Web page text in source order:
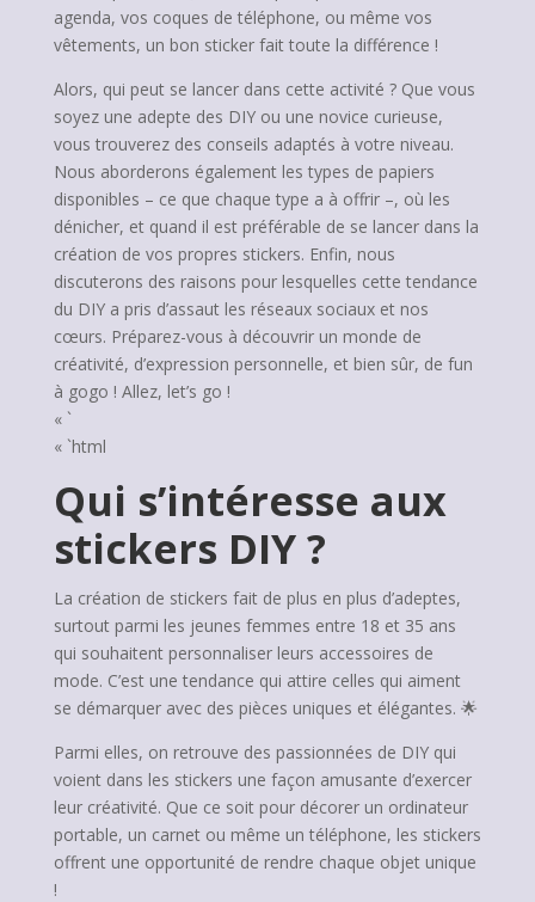
agenda, vos coques de téléphone, ou même vos
vêtements, un bon sticker fait toute la différence !
Alors, qui peut se lancer dans cette activité ? Que vous
soyez une adepte des DIY ou une novice curieuse,
vous trouverez des conseils adaptés à votre niveau.
Nous aborderons également les types de papiers
disponibles – ce que chaque type a à offrir –, où les
dénicher, et quand il est préférable de se lancer dans la
création de vos propres stickers. Enfin, nous
discuterons des raisons pour lesquelles cette tendance
du DIY a pris d’assaut les réseaux sociaux et nos
cœurs. Préparez-vous à découvrir un monde de
créativité, d’expression personnelle, et bien sûr, de fun
à gogo ! Allez, let’s go !
« `
« `html
Qui s’intéresse aux
stickers DIY ?
La création de stickers fait de plus en plus d’adeptes,
surtout parmi les jeunes femmes entre 18 et 35 ans
qui souhaitent personnaliser leurs accessoires de
mode. C’est une tendance qui attire celles qui aiment
se démarquer avec des pièces uniques et élégantes. 🌟
Parmi elles, on retrouve des passionnées de DIY qui
voient dans les stickers une façon amusante d’exercer
leur créativité. Que ce soit pour décorer un ordinateur
portable, un carnet ou même un téléphone, les stickers
offrent une opportunité de rendre chaque objet unique
!